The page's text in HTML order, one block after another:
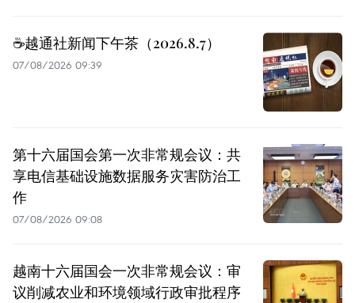
☕️越通社新闻下午茶（2026.8.7）
07/08/2026 09:39
第十六届国会第一次非常规会议：共
享电信基础设施数据服务灾害防治工
作
07/08/2026 09:08
越南十六届国会一次非常规会议：审
议削减农业和环境领域行政审批程序